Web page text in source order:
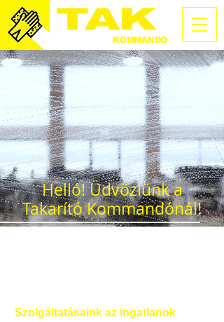
KOMMANDÓ
Helló! Üdvözlünk a
Takarító Kommandónál!
Szolgáltatásaink az ingatlanok